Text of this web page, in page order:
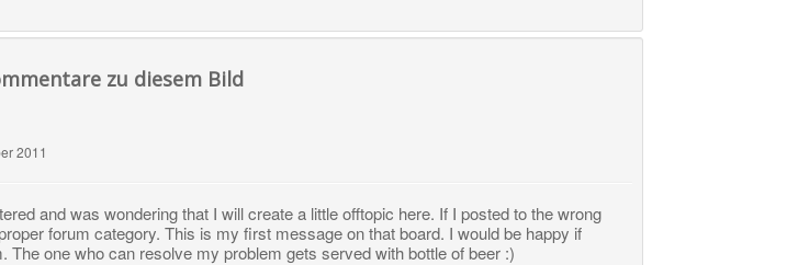
zu diesem Bild
2011
and was wondering that I will create a little offtopic here. If I posted to the wrong
forum category. This is my first message on that board. I would be happy if
The one who can resolve my problem gets served with bottle of beer :)